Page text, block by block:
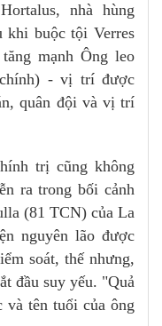
nhà hùng
khi buộc tội Verres
mạnh Ông leo
chính) - vị trí được
quân đội và vị trí
trị cũng không
ra trong bối cảnh
(81 TCN) của La
nguyên lão được
soát, thế nhưng,
đầu suy yếu. "Quả
và tên tuổi của ông